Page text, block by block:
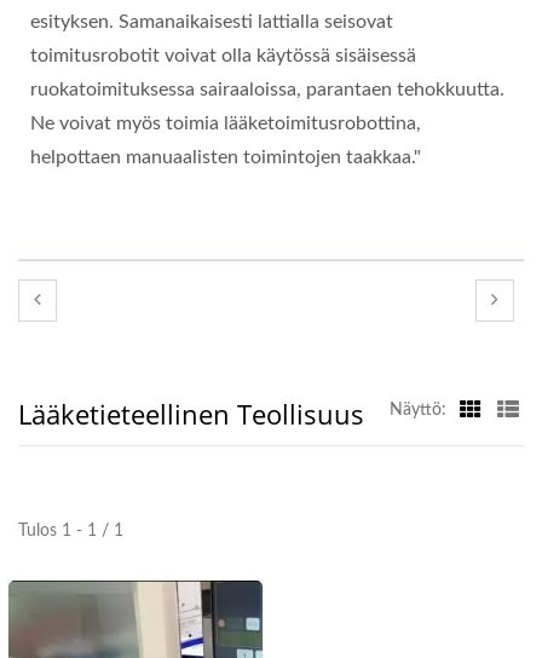
esityksen. Samanaikaisesti lattialla seisovat
toimitusrobotit voivat olla käytössä sisäisessä
ruokatoimituksessa sairaaloissa, parantaen tehokkuutta.
Ne voivat myös toimia lääketoimitusrobottina,
helpottaen manuaalisten toimintojen taakkaa."
Lääketieteellinen Teollisuus Näyttö:
Tulos 1 - 1 / 1